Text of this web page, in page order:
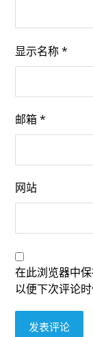
显示名称*
邮箱*
网站
在此浏览器中
以便下次评论时
发表评论